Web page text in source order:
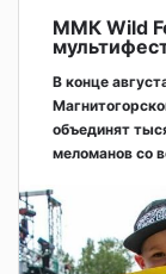
ММК Wild
В конце
объединят
меломанов со